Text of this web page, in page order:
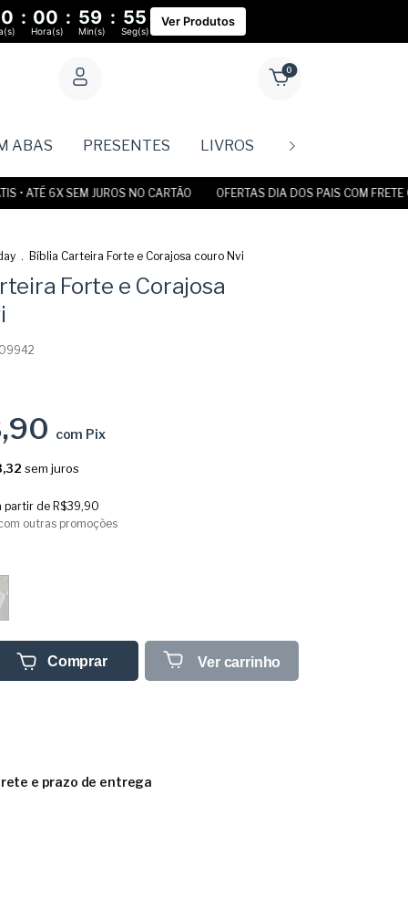
6X SEM JUROS NO CARTÃO OFERTAS DIA DOS PAIS COM FRETE
: 00 : 59 : 55
Hora(s) Min(s) Seg(s)
Ver Produtos
0
ABAS PRESENTES LIVROS
. Bíblia Carteira Forte e Corajosa couro Nvi
Forte e Corajosa
com Pix
sem juros
partir de R$39,90
outras promoções
Comprar Ver carrinho
e prazo de entrega